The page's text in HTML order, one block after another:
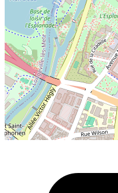
Localisation en cours...